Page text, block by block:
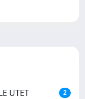
UTET 2